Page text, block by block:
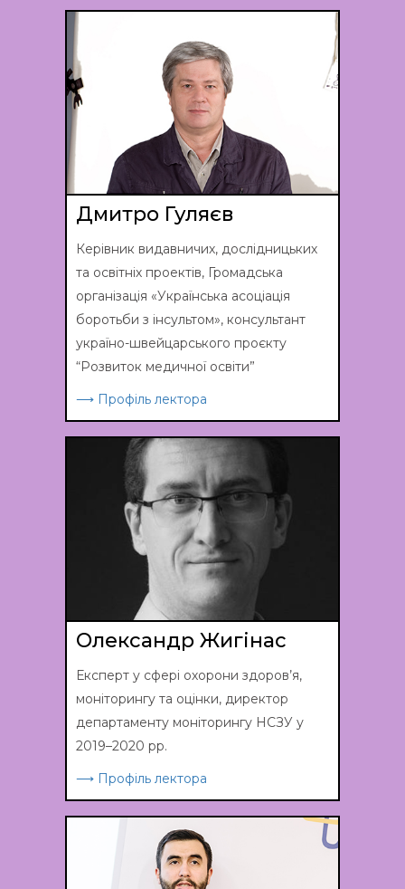
Дмитро Гуляєв
Керівник видавничих, дослідницьких
та освітніх проектів, Громадська
організація «Українська асоціація
боротьби з інсультом», консультант
україно-швейцарського проєкту
“Розвиток медичної освіти”
⟶ Профіль лектора
Олександр Жигінас
Експерт у сфері охорони здоров’я,
моніторингу та оцінки, директор
департаменту моніторингу НСЗУ у
2019–2020 рр.
⟶ Профіль лектора